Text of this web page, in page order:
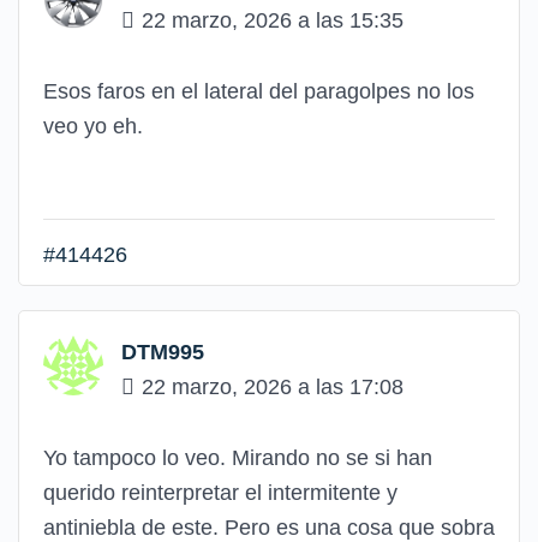
22 marzo, 2026 a las 15:35
Esos faros en el lateral del paragolpes no los
veo yo eh.
#414426
DTM995
22 marzo, 2026 a las 17:08
Yo tampoco lo veo. Mirando no se si han
querido reinterpretar el intermitente y
antiniebla de este. Pero es una cosa que sobra